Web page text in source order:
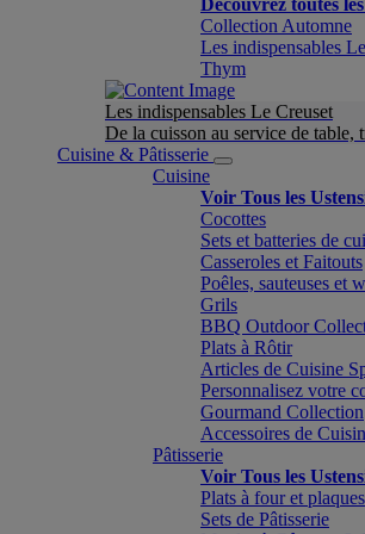
Découvrez toutes
Collection Automne
Les indispensables
Thym
Les indispensables Le Creuset
De la cuisson au service de table,
Cuisine & Pâtisserie
Cuisine
Voir Tous les
Cocottes
Sets et batteries de
Casseroles et Faitouts
Poêles, sauteuses et
Grils
BBQ Outdoor
Plats à Rôtir
Articles de Cuisine
Personnalisez votre
Gourmand Collection
Accessoires de
Pâtisserie
Voir Tous les
Plats à four et plaques
Sets de Pâtisserie